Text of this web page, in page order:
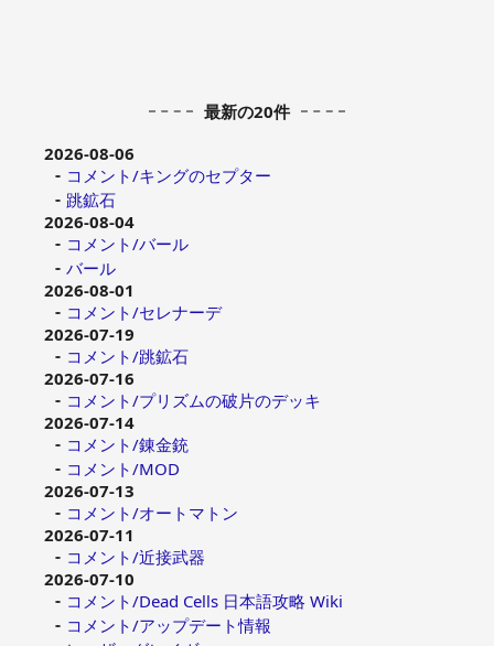
最新の20件
2026-08-06
コメント/キングのセプター
跳鉱石
2026-08-04
コメント/バール
バール
2026-08-01
コメント/セレナーデ
2026-07-19
コメント/跳鉱石
2026-07-16
コメント/プリズムの破片のデッキ
2026-07-14
コメント/錬金銃
コメント/MOD
2026-07-13
コメント/オートマトン
2026-07-11
コメント/近接武器
2026-07-10
コメント/Dead Cells 日本語攻略 Wiki
コメント/アップデート情報